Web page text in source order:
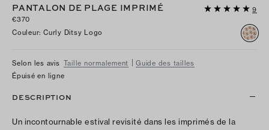
PANTALON DE PLAGE IMPRIMÉ
9
€370
Couleur: Curly Ditsy Logo
Selon les avis Taille normalement
Guide des tailles
Épuisé en ligne
DESCRIPTION
Un incontournable estival revisité dans les imprimés de la